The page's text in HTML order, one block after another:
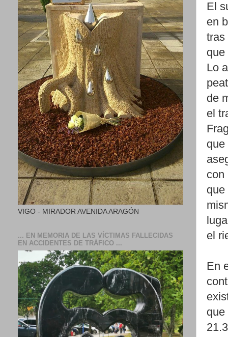
El
en
tras
que
Lo
de
el
que
con
que
el
En
que
VIGO - MIRADOR AVENIDA ARAGÓN
... EN MEMORIA DE LAS VÍCTIMAS FALLECIDAS
EN ACCIDENTES DE TRÁFICO ...